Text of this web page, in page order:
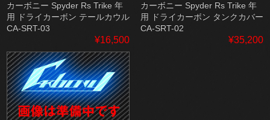
カーボニー Spyder Rs Trike 年
用 ドライカーボン テールカウル
CA-SRT-03
¥16,500
カーボニー Spyder Rs Trike 年
用 ドライカーボン タンクカバー
CA-SRT-02
¥35,200